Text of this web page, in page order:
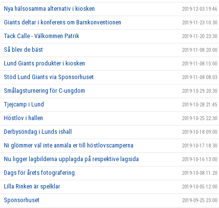
Nya hälsosamma alternativ i kiosken 2019-12-03 19:46
Giants deltar i konferens om Barnkonventionen 2019-11-23 10:30
Tack Calle - Välkommen Patrik 2019-11-20 23:30
Så blev de bäst 2019-11-08 20:00
Lund Giants produkter i kiosken 2019-11-08 15:00
Stöd Lund Giants via Sponsorhuset 2019-11-08 08:03
Smålagsturnering för C-ungdom 2019-10-29 20:30
Tjejcamp i Lund 2019-10-28 21:45
Höstlov i hallen 2019-10-25 22:30
Derbysöndag i Lunds ishall 2019-10-18 09:00
Ni glömmer väl inte anmäla er till höstlovscamperna 2019-10-17 18:30
Nu ligger lagbilderna upplagda på respektive lagsida 2019-10-16 13:00
Dags för årets fotografering 2019-10-08 11:20
Lilla Rinken är spelklar 2019-10-05 12:00
Sponsorhuset 2019-09-25 23:00